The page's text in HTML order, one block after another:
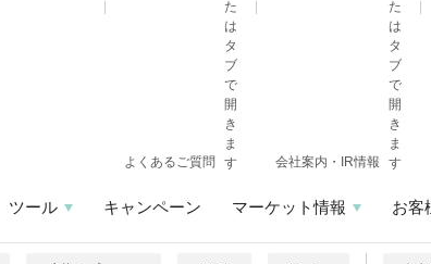
よくあるご質問 会社案内・IR情報
ツール キャンペーン マーケット情報 お客